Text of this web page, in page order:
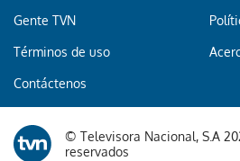
Gente TVN
Términos de uso
Contáctenos
© Televisora Nacional, S.A
reservados